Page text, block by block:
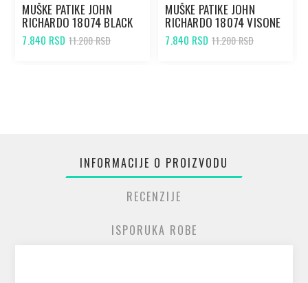
MUŠKE PATIKE JOHN
RICHARDO 18074 BLACK
7.840 RSD 11.200 RSD
MUŠKE PATIKE JOHN
RICHARDO 18074 VISONE
7.840 RSD 11.200 RSD
INFORMACIJE O PROIZVODU
RECENZIJE
ISPORUKA ROBE